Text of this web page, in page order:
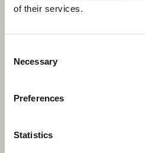
of their services.
Selection
Necessary
Preferences
Statistics